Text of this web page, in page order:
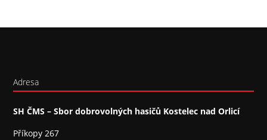
Adresa
SH ČMS – Sbor dobrovolných hasičů Kostelec nad Orlicí
Příkopy 267